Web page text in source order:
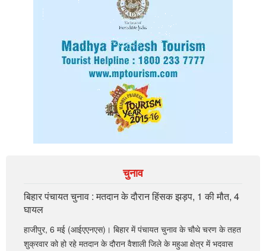
चुनाव
बिहार पंचायत चुनाव : मतदान के दौरान हिंसक झड़प, 1 की मौत, 4
घायल
हाजीपुर, 6 मई (आईएएनएस)। बिहार में पंचायत चुनाव के चौथे चरण के तहत
शुक्रवार को हो रहे मतदान के दौरान वैशाली जिले के महुआ क्षेत्र में भदवास